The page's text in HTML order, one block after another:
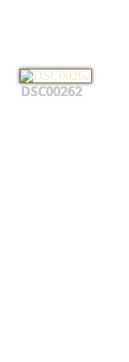
DSC00262